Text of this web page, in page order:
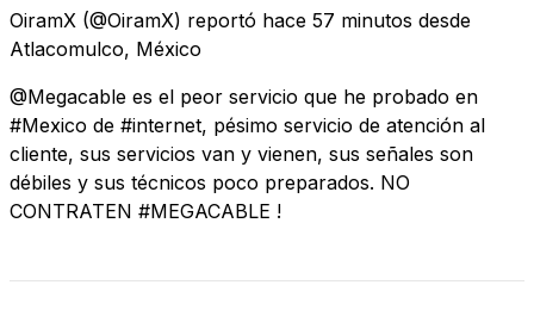
OiramX (@OiramX) reportó hace 57 minutos desde
Atlacomulco, México
@Megacable es el peor servicio que he probado en
#Mexico de #internet, pésimo servicio de atención al
cliente, sus servicios van y vienen, sus señales son
débiles y sus técnicos poco preparados. NO
CONTRATEN #MEGACABLE !